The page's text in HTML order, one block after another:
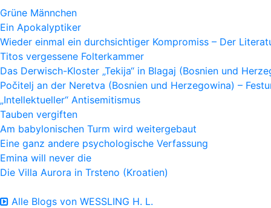
Grüne Männchen
Ein Apokalyptiker
Wieder einmal ein durchsichtiger Kompromiss – Der
Titos vergessene Folterkammer
Das Derwisch-Kloster „Tekija“ in Blagaj (Bosnien und
Počitelj an der Neretva (Bosnien und Herzegowina) –
„Intellektueller“ Antisemitismus
Tauben vergiften
Am babylonischen Turm wird weitergebaut
Eine ganz andere psychologische Verfassung
Emina will never die
Die Villa Aurora in Trsteno (Kroatien)
Alle Blogs von WESSLING H. L.